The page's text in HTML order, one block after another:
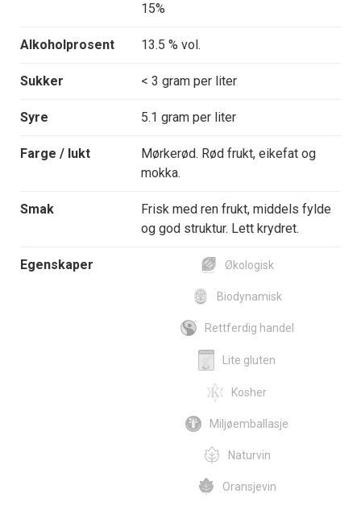
15%
Alkoholprosent 13.5 % vol.
Sukker < 3 gram per liter
Syre 5.1 gram per liter
Farge / lukt
Mørkerød. Rød frukt, eikefat og
mokka.
Smak
Frisk med ren frukt, middels fylde
og god struktur. Lett krydret.
Egenskaper Økologisk
Biodynamisk
Rettferdig handel
Lite gluten
Kosher
Miljøemballasje
Naturvin
Oransjevin